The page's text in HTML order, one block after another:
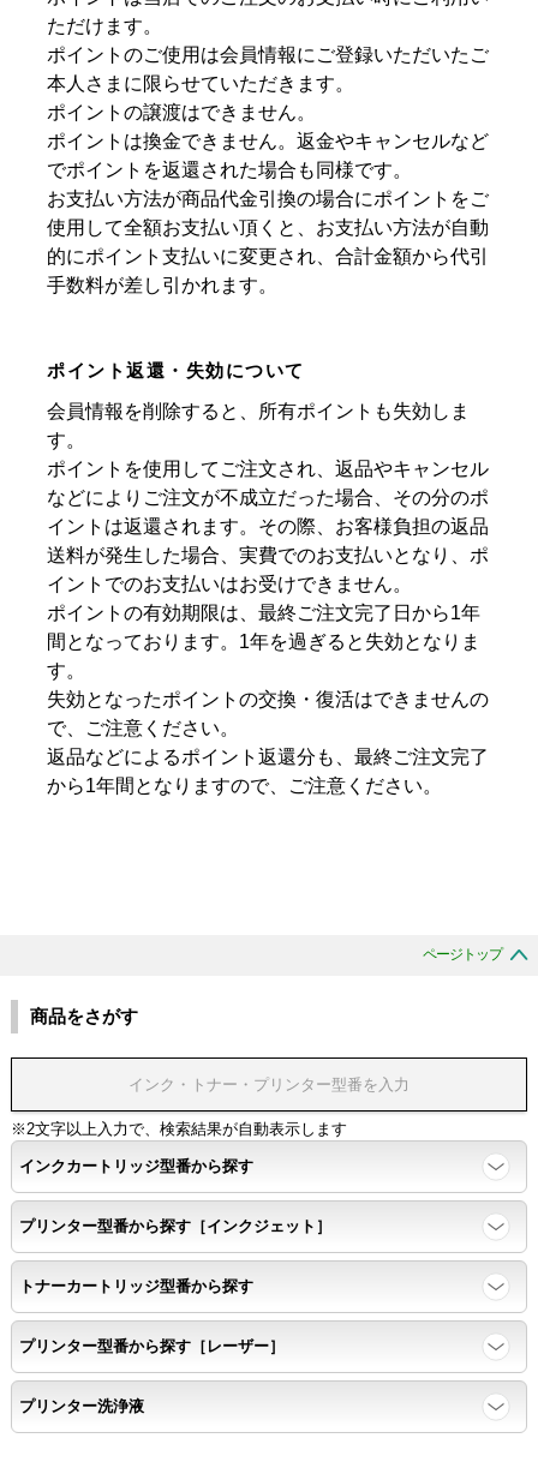
ただけます。
ポイントのご使用は会員情報にご登録いただいたご
本人さまに限らせていただきます。
ポイントの譲渡はできません。
ポイントは換金できません。返金やキャンセルなど
でポイントを返還された場合も同様です。
お支払い方法が商品代金引換の場合にポイントをご
使用して全額お支払い頂くと、お支払い方法が自動
的にポイント支払いに変更され、合計金額から代引
手数料が差し引かれます。
ポイント返還・失効について
会員情報を削除すると、所有ポイントも失効しま
す。
ポイントを使用してご注文され、返品やキャンセル
などによりご注文が不成立だった場合、その分のポ
イントは返還されます。その際、お客様負担の返品
送料が発生した場合、実費でのお支払いとなり、ポ
イントでのお支払いはお受けできません。
ポイントの有効期限は、最終ご注文完了日から1年
間となっております。1年を過ぎると失効となりま
す。
失効となったポイントの交換・復活はできませんの
で、ご注意ください。
返品などによるポイント返還分も、最終ご注文完了
から1年間となりますので、ご注意ください。
ページトップ
商品をさがす
※2文字以上入力で、検索結果が自動表示します
インクカートリッジ型番から探す
プリンター型番から探す［インクジェット］
トナーカートリッジ型番から探す
プリンター型番から探す［レーザー］
プリンター洗浄液